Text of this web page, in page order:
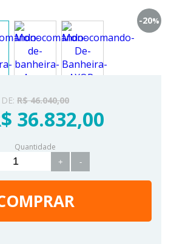
-20%
DE: R$ 46.040,00
36.832,00
Quantidade
+ -